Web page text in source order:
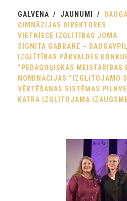
GALVENĀ JAUNUMI
ĢIMNĀZIJAS DIREKTORES
VIETNIECE IZGLĪTĪBAS JOMĀ
SIGNITA GABRĀNE –
IZGLĪTĪBAS PĀRVALDES
“PEDAGOĢISKĀS MEISTARĪBAS
NOMINĀCIJAS “IZGLĪTOJAMO
VĒRTĒŠANAS SISTĒMAS
KATRA IZGLĪTOJAMĀ